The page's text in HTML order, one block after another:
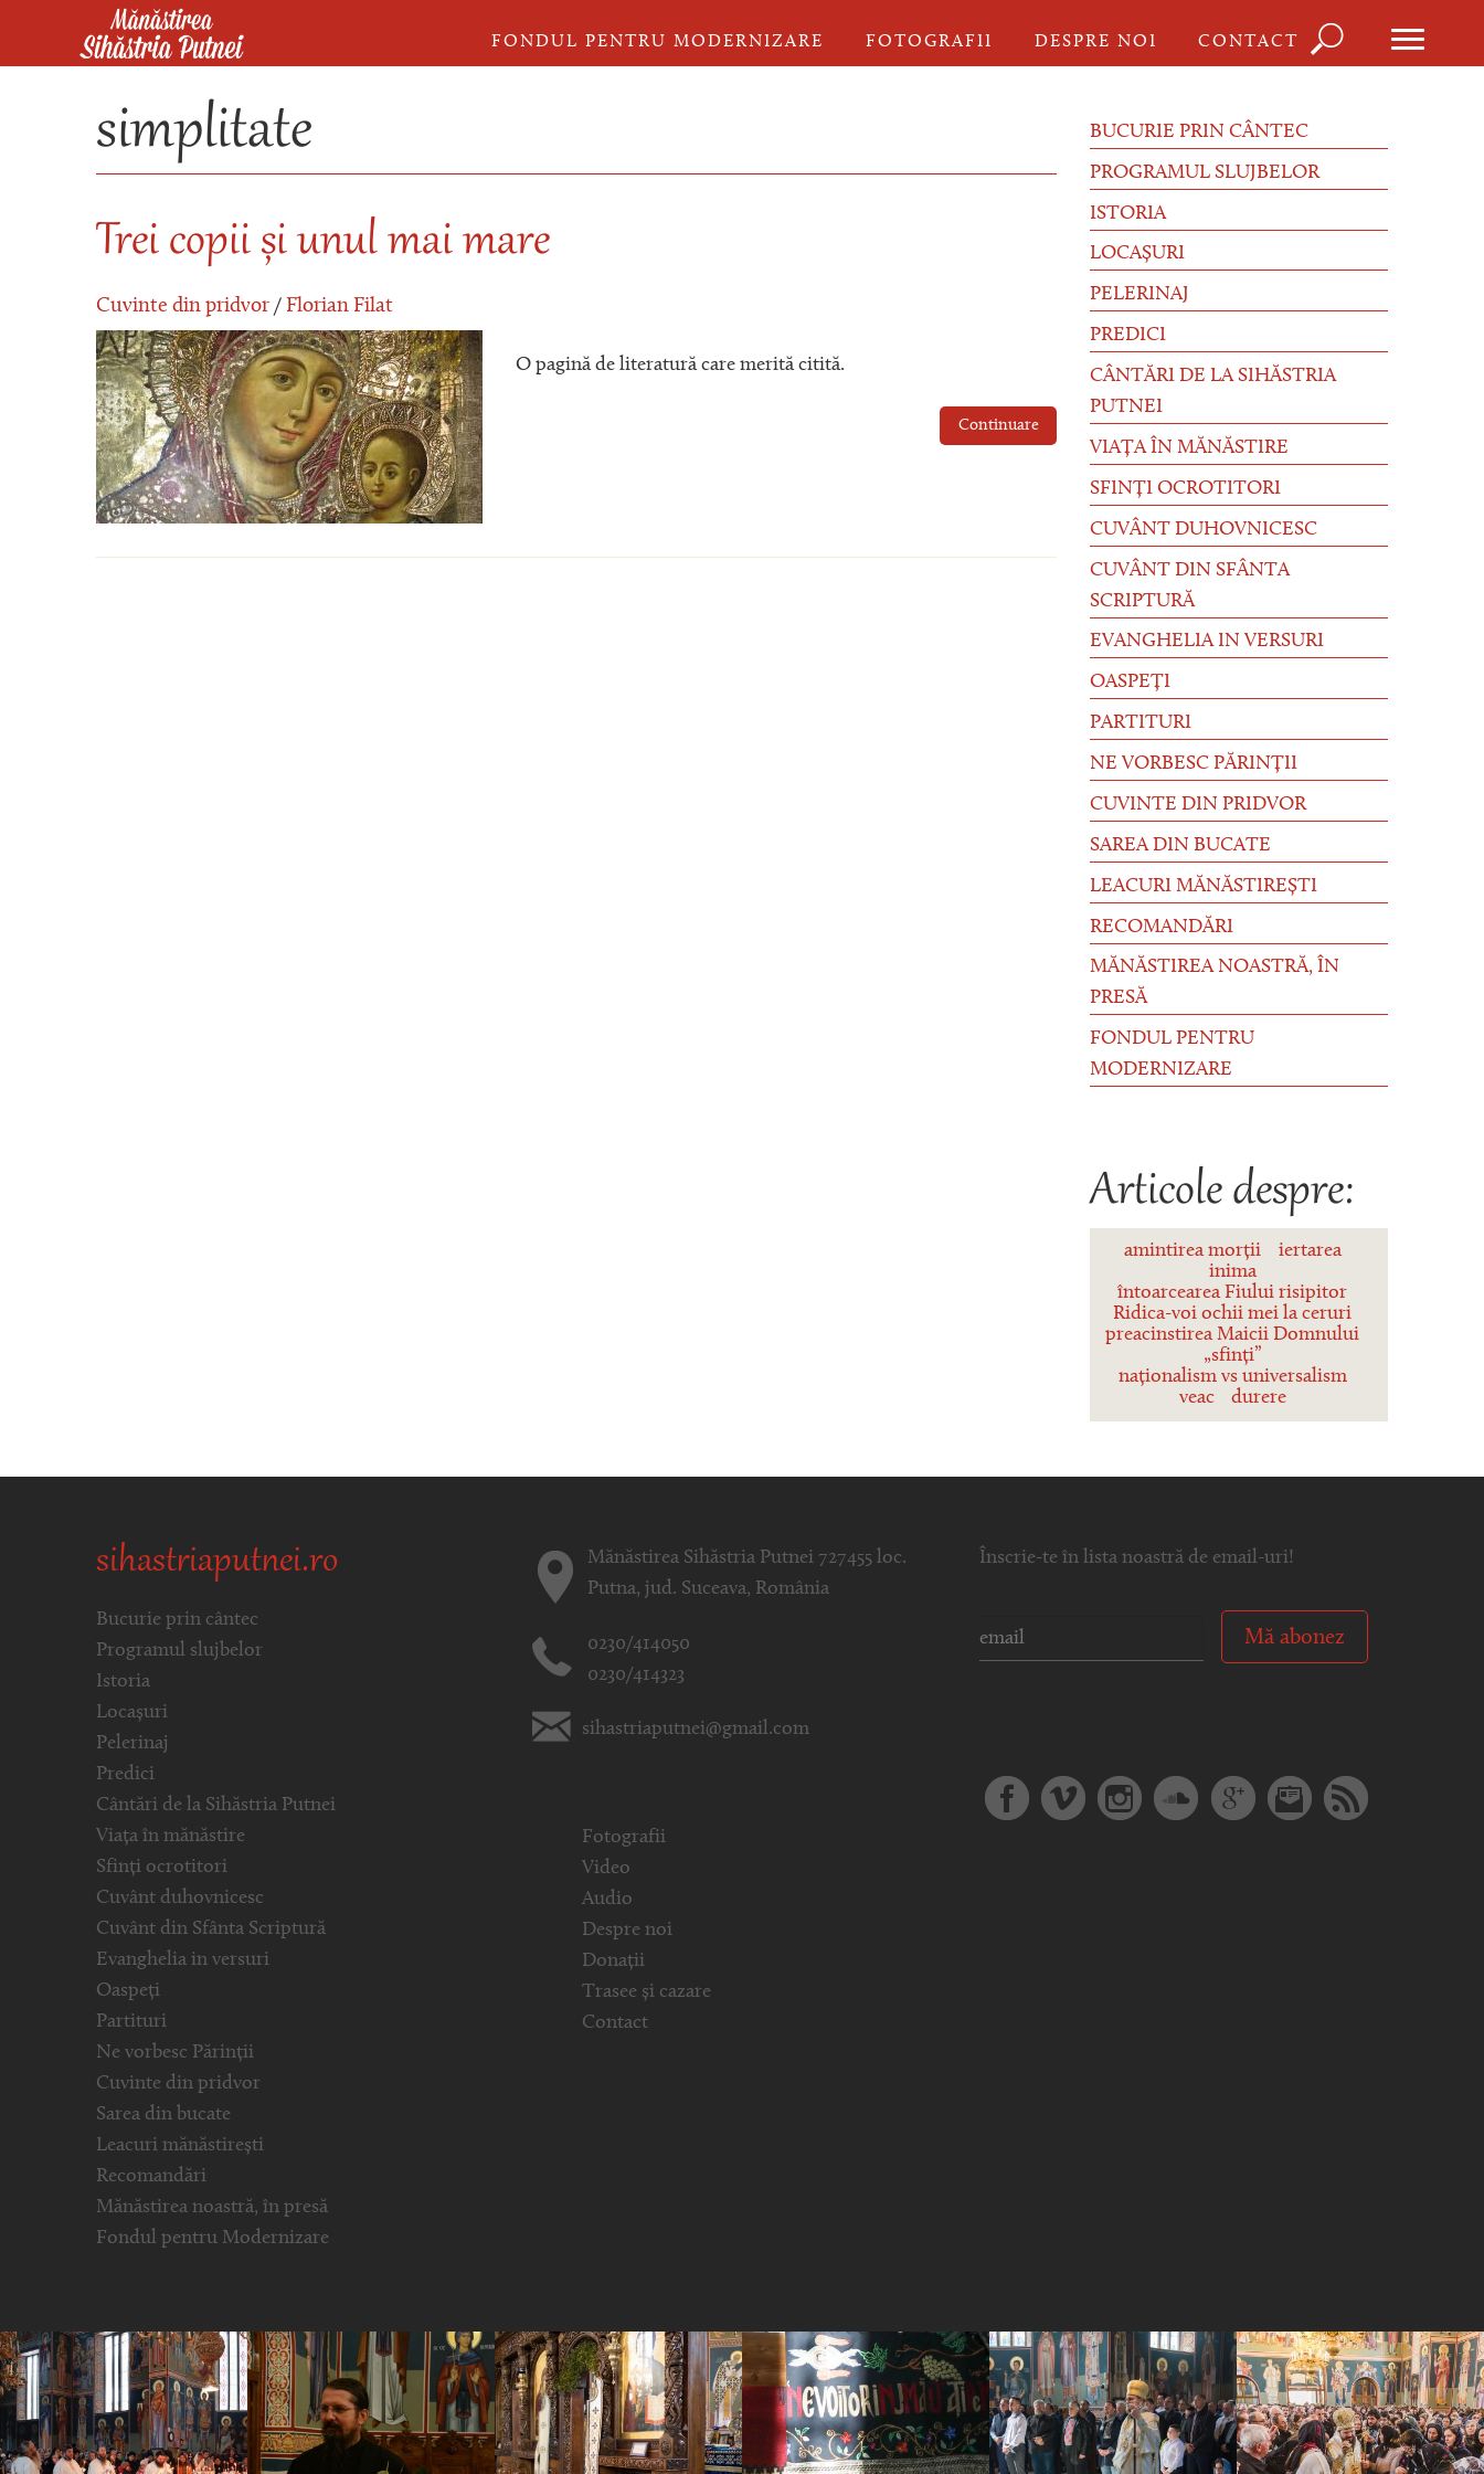
Mergi la conţinutul principal
FONDUL PENTRU MODERNIZARE FOTOGRAFII DESPRE NOI CONTACT
căutare
simplitate
Trei copii și unul mai mare
Cuvinte din pridvor / Florian Filat
O pagină de literatură care merită citită.
Continuare
BUCURIE PRIN CÂNTEC
PROGRAMUL SLUJBELOR
ISTORIA
LOCAȘURI
PELERINAJ
PREDICI
CÂNTĂRI DE LA SIHĂSTRIA
PUTNEI
VIAȚA ÎN MĂNĂSTIRE
SFINȚI OCROTITORI
CUVÂNT DUHOVNICESC
CUVÂNT DIN SFÂNTA
SCRIPTURĂ
EVANGHELIA IN VERSURI
OASPEȚI
PARTITURI
NE VORBESC PĂRINȚII
CUVINTE DIN PRIDVOR
SAREA DIN BUCATE
LEACURI MĂNĂSTIREȘTI
RECOMANDĂRI
MĂNĂSTIREA NOASTRĂ, ÎN
PRESĂ
FONDUL PENTRU
MODERNIZARE
Articole despre:
amintirea morții
iertarea
inima
întoarcearea Fiului risipitor
Ridica-voi ochii mei la ceruri
preacinstirea Maicii Domnului
„sfinți”
naționalism vs universalism
veac
durere
sihastriaputnei.ro
Bucurie prin cântec
Programul slujbelor
Istoria
Locașuri
Pelerinaj
Predici
Cântări de la Sihăstria Putnei
Viața în mănăstire
Sfinți ocrotitori
Cuvânt duhovnicesc
Cuvânt din Sfânta Scriptură
Evanghelia in versuri
Oaspeți
Partituri
Ne vorbesc Părinții
Cuvinte din pridvor
Sarea din bucate
Leacuri mănăstirești
Recomandări
Mănăstirea noastră, în presă
Fondul pentru Modernizare
Mănăstirea Sihăstria Putnei 727455 loc.
Putna, jud. Suceava, România
0230/414050
0230/414323
sihastriaputnei@gmail.com
Fotografii
Video
Audio
Despre noi
Donații
Trasee și cazare
Contact
Înscrie-te în lista noastră de email-uri!
Mă abonez